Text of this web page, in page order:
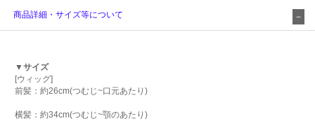
商品詳細・サイズ等について
▼サイズ
[ウィッグ]
前髪：約26cm(つむじ~口元あたり)
横髪：約34cm(つむじ~顎のあたり)